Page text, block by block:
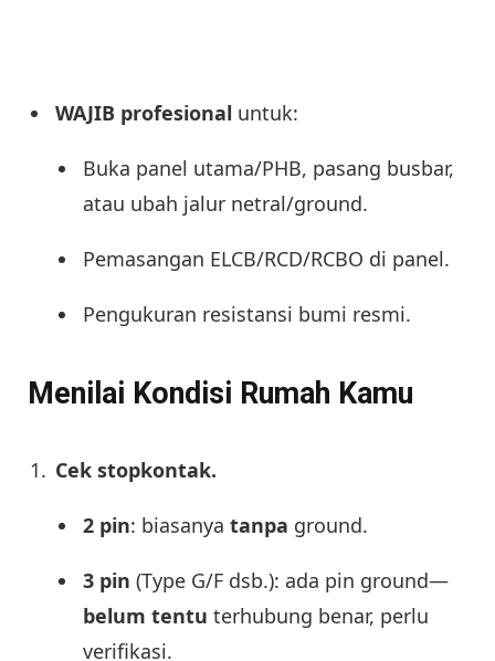
WAJIB profesional untuk:
Buka panel utama/PHB, pasang busbar,
atau ubah jalur netral/ground.
Pemasangan ELCB/RCD/RCBO di panel.
Pengukuran resistansi bumi resmi.
Menilai Kondisi Rumah Kamu
Cek stopkontak.
2 pin: biasanya tanpa ground.
3 pin (Type G/F dsb.): ada pin ground—
belum tentu terhubung benar, perlu
verifikasi.